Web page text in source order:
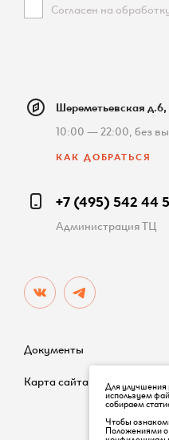
Согласен на
Документы
Карта сайта
Шереметьевская д.6,
10:00 — 22:00, без
КАК ДОБРАТЬСЯ
+7 (495) 542 44
Администрация ТЦ
Для
используем
собираем
Чтобы
Положениями о